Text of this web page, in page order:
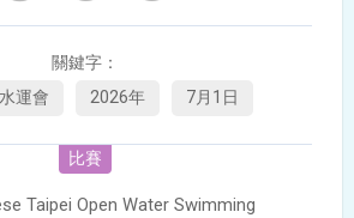
關鍵字：
運會
2026年 7月1日
比賽
Taipei Open Water Swimming